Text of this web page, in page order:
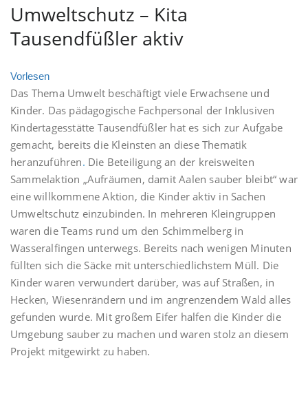
Umweltschutz – Kita
Tausendfüßler aktiv
Vorlesen
Das Thema Umwelt beschäftigt viele Erwachsene und
Kinder. Das pädagogische Fachpersonal der Inklusiven
Kindertagesstätte Tausendfüßler hat es sich zur Aufgabe
gemacht, bereits die Kleinsten an diese Thematik
heranzuführen. Die Beteiligung an der kreisweiten
Sammelaktion „Aufräumen, damit Aalen sauber bleibt“ war
eine willkommene Aktion, die Kinder aktiv in Sachen
Umweltschutz einzubinden. In mehreren Kleingruppen
waren die Teams rund um den Schimmelberg in
Wasseralfingen unterwegs. Bereits nach wenigen Minuten
füllten sich die Säcke mit unterschiedlichstem Müll. Die
Kinder waren verwundert darüber, was auf Straßen, in
Hecken, Wiesenrändern und im angrenzendem Wald alles
gefunden wurde. Mit großem Eifer halfen die Kinder die
Umgebung sauber zu machen und waren stolz an diesem
Projekt mitgewirkt zu haben.